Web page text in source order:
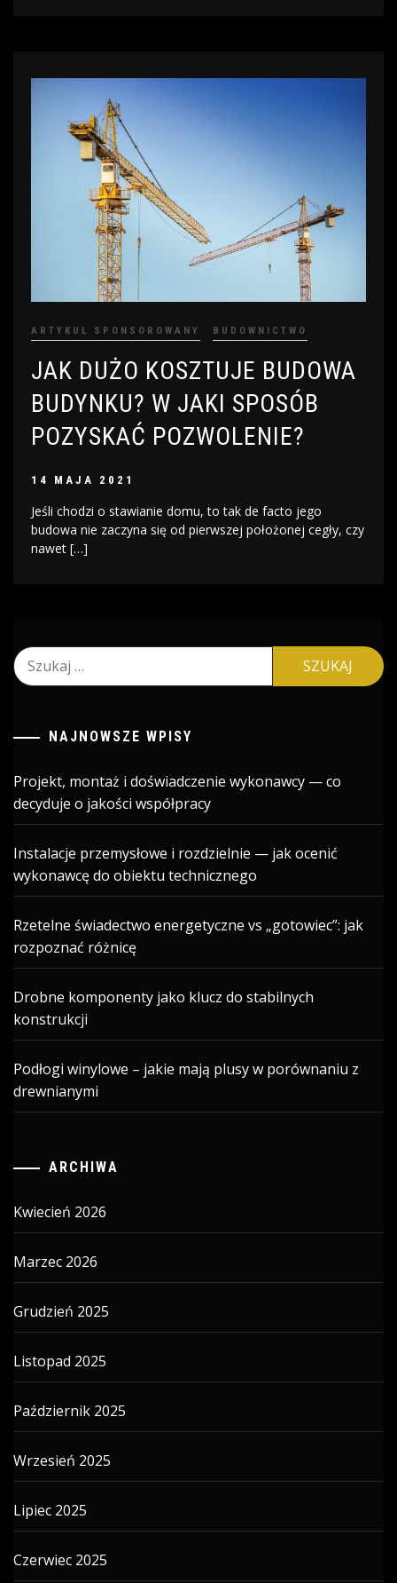
ARTYKUŁ SPONSOROWANY BUDOWNICTWO
JAK DUŻO KOSZTUJE BUDOWA
BUDYNKU? W JAKI SPOSÓB
POZYSKAĆ POZWOLENIE?
14 MAJA 2021
Jeśli chodzi o stawianie domu, to tak de facto jego
budowa nie zaczyna się od pierwszej położonej cegły, czy
nawet […]
Szukaj:
NAJNOWSZE WPISY
Projekt, montaż i doświadczenie wykonawcy — co
decyduje o jakości współpracy
Instalacje przemysłowe i rozdzielnie — jak ocenić
wykonawcę do obiektu technicznego
Rzetelne świadectwo energetyczne vs „gotowiec”: jak
rozpoznać różnicę
Drobne komponenty jako klucz do stabilnych
konstrukcji
Podłogi winylowe – jakie mają plusy w porównaniu z
drewnianymi
ARCHIWA
Kwiecień 2026
Marzec 2026
Grudzień 2025
Listopad 2025
Październik 2025
Wrzesień 2025
Lipiec 2025
Czerwiec 2025